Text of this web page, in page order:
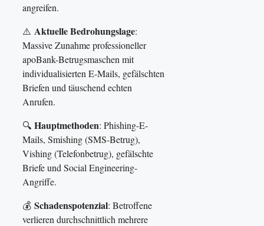
angreifen.
⚠️ Aktuelle Bedrohungslage:
Massive Zunahme professioneller
apoBank-Betrugsmaschen mit
individualisierten E-Mails, gefälschten
Briefen und täuschend echten
Anrufen.
🔍 Hauptmethoden: Phishing-E-
Mails, Smishing (SMS-Betrug),
Vishing (Telefonbetrug), gefälschte
Briefe und Social Engineering-
Angriffe.
💰 Schadenspotenzial: Betroffene
verlieren durchschnittlich mehrere